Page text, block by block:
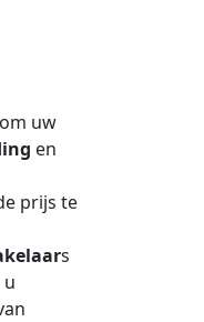
uw
en
prijs te
s